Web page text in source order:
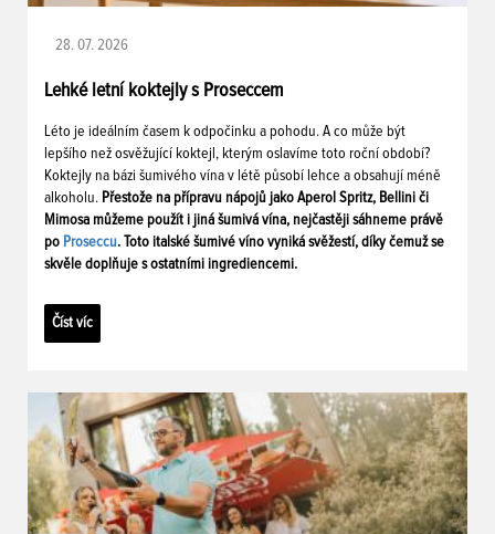
28. 07. 2026
Lehké letní koktejly s Proseccem
Léto je ideálním časem k odpočinku a pohodu. A co může být
lepšího než osvěžující koktejl, kterým oslavíme toto roční období?
Koktejly na bázi šumivého vína v létě působí lehce a obsahují méně
alkoholu. Přestože na přípravu nápojů jako Aperol Spritz, Bellini či
Mimosa můžeme použít i jiná šumivá vína, nejčastěji sáhneme právě
po Proseccu. Toto italské šumivé víno vyniká svěžestí, díky čemuž se
skvěle doplňuje s ostatními ingrediencemi.
Číst víc